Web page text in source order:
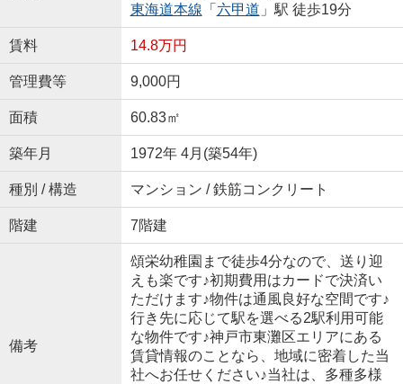
東海道本線 「 六甲道 」駅 徒歩19分
賃料 14.8万円
管理費等 9,000円
面積 60.83㎡
築年月 1972年 4月(築54年)
種別 / 構造 マンション / 鉄筋コンクリート
階建 7階建
備考
頌栄幼稚園まで徒歩4分なので、送り迎
えも楽です♪初期費用はカードで決済い
ただけます♪物件は通風良好な空間です♪
行き先に応じて駅を選べる2駅利用可能
な物件です♪神戸市東灘区エリアにある
賃貸情報のことなら、地域に密着した当
社へお任せください♪当社は、多種多様